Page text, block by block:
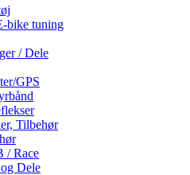
bike tuning
/ Dele
GPS
Tilbehør
/ Race
Dele